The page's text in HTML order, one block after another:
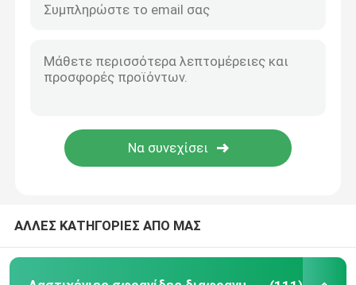
Λαστιχένιο στόλισμα φλαντζών
εύκαμπτη μάνικα ανοξείδωτου
Υδραυλική μάνικα χαμηλής πίεσης
ΑΛΛΕΣ ΚΑΤΗΓΟΡΙΕΣ ΑΠΟ ΜΑΣ